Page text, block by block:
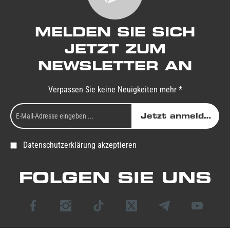
MELDEN SIE SICH
JETZT ZUM
NEWSLETTER AN
Verpassen Sie keine Neuigkeiten mehr *
Jetzt anmelden
Datenschutzerklärung akzeptieren
FOLGEN SIE UNS